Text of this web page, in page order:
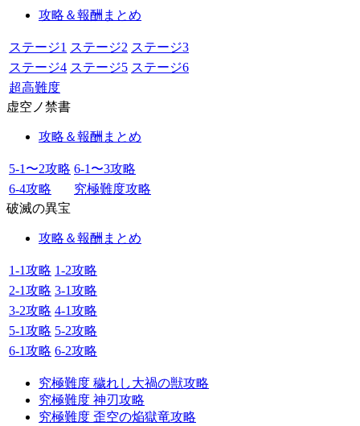
攻略＆報酬まとめ
ステージ1 ステージ2 ステージ3
ステージ4 ステージ5 ステージ6
超高難度
虚空ノ禁書
攻略＆報酬まとめ
5-1〜2攻略 6-1〜3攻略
6-4攻略
究極難度攻略
破滅の異宝
攻略＆報酬まとめ
1-1攻略 1-2攻略
2-1攻略 3-1攻略
3-2攻略 4-1攻略
5-1攻略 5-2攻略
6-1攻略 6-2攻略
究極難度 穢れし大禍の獣攻略
究極難度 神刃攻略
究極難度 歪空の焔獄竜攻略